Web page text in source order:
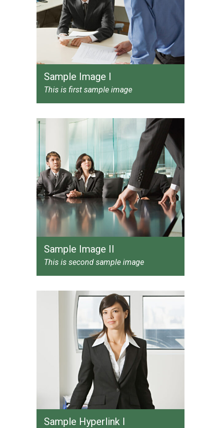
Sample Image I
This is first sample image
Sample Image II
This is second sample image
Sample Hyperlink I